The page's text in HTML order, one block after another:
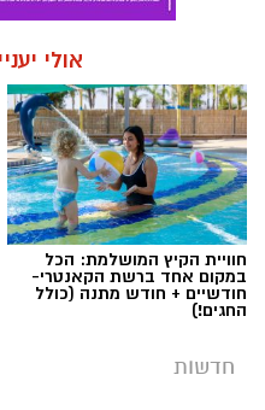
חוויית הקיץ המושלמת: הכל
במקום אחד ברשת הקאנטרי-
חודשיים + חודש מתנה (כולל
החגים!)
חדשות
סוף טרגי
החשודים הוארך